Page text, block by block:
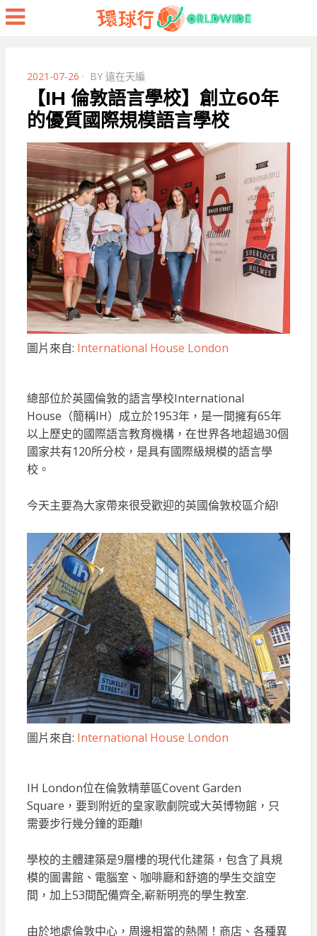
Menu
POSTED
ON
2021-07-26 BY 遠在天編
【IH 倫敦語言學校】創立60年
的優質國際規模語言學校
圖片來自: International House London
總部位於英國倫敦的語言學校International
House（簡稱IH）成立於1953年，是一間擁有65年
以上歷史的國際語言教育機構，在世界各地超過30個
國家共有120所分校，是具有國際級規模的語言學
校。
今天主要為大家帶來很受歡迎的英國倫敦校區介紹!
圖片來自: International House London
IH London位在倫敦精華區Covent Garden
Square，要到附近的皇家歌劇院或大英博物館，只
需要步行幾分鐘的距離!
學校的主體建築是9層樓的現代化建築，包含了具規
模的圖書館、電腦室、咖啡廳和舒適的學生交誼空
間，加上53間配備齊全,嶄新明亮的學生教室.
由於地處倫敦中心，周邊相當的熱鬧！商店、各種異